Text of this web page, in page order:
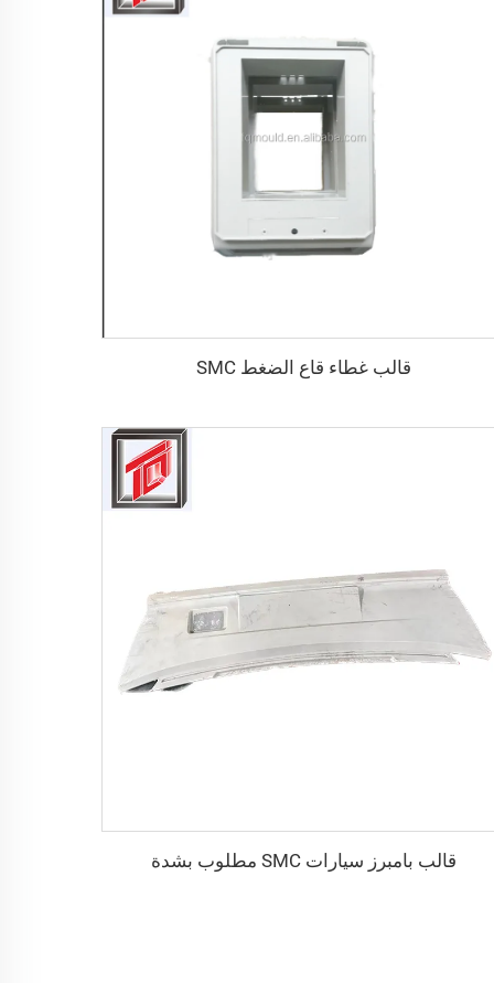
قالب غطاء قاع الضغط SMC
قالب بامبرز سيارات SMC مطلوب بشدة